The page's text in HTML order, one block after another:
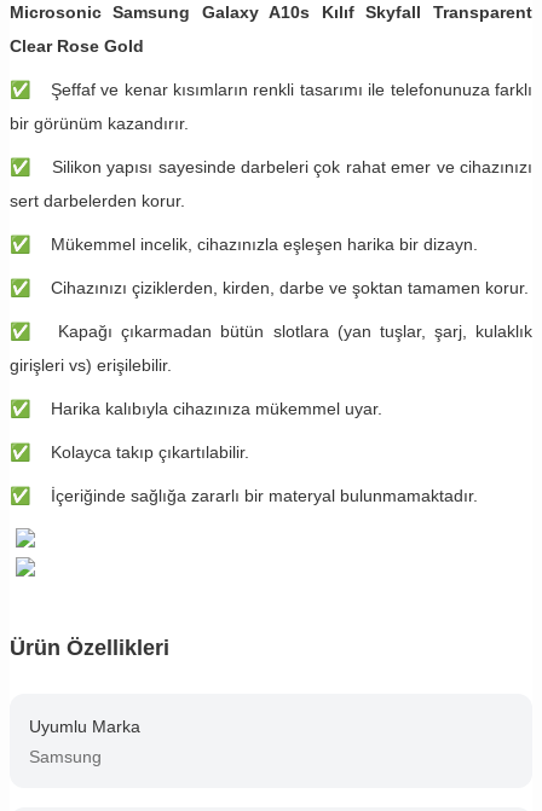
Microsonic Samsung Galaxy A10s Kılıf Skyfall Transparent
Clear Rose Gold
✅ Şeffaf ve kenar kısımların renkli tasarımı ile telefonunuza farklı
bir görünüm kazandırır.
✅ Silikon yapısı sayesinde darbeleri çok rahat emer ve cihazınızı
sert darbelerden korur.
✅ Mükemmel incelik, cihazınızla eşleşen harika bir dizayn.
✅ Cihazınızı çiziklerden, kirden, darbe ve şoktan tamamen korur.
✅ Kapağı çıkarmadan bütün slotlara (yan tuşlar, şarj, kulaklık
girişleri vs) erişilebilir.
✅ Harika kalıbıyla cihazınıza mükemmel uyar.
✅ Kolayca takıp çıkartılabilir.
✅ İçeriğinde sağlığa zararlı bir materyal bulunmamaktadır.
Ürün Özellikleri
Uyumlu Marka
Samsung